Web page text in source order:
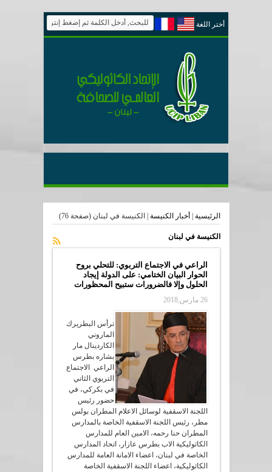
أختر اللغة
الرئيسية أخبار الكنيسة الكنيسة في لبنان (صفحة 76)
الكنيسة في لبنان
الراعي في الاجتماع التربوي: للتحلي بروح
الحوار البيان الختامي: على الدولة إيجاد
الحلول وإلا فالضرورات ستبيح المحظورات
26 مارس,2018
ترأس البطريرك
الماروني
الكاردينال مار
بشاره بطرس
الراعي الاجتماع
التربوي الثاني
في بكركي، في
حضور رئيس
اللجنة الاسقفية لوسائل الاعلام المطران بولس
مطر، رئيس اللجنة الاسقفية الخاصة بالمدارس
المطران حنا رحمه، الامين العام للمدارس
الكاثوليكية الاب بطرس عازار، اتحاد المدارس
الخاصة في لبنان، اعضاء الامانة العامة للمدارس
الكاثوليكية، اعضاء اللجنة الاسقفية الخاصة